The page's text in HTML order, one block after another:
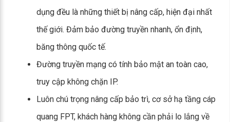
dụng đều là những thiết bị nâng cấp, hiện đại nhất
thế giới. Đảm bảo đường truyền nhanh, ổn định,
băng thông quốc tế.
Đường truyền mạng có tính bảo mật an toàn cao,
truy cập không chặn IP.
Luôn chú trọng nâng cấp bảo trì, cơ sở hạ tầng cáp
quang FPT, khách hàng không cần phải lo lắng về